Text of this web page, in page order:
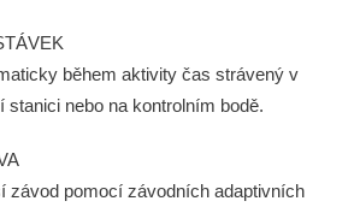
během aktivity čas strávený v
stanici nebo na kontrolním bodě.
závod pomocí závodních adaptivních